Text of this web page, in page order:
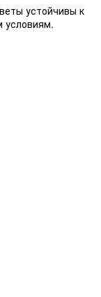
устойчивы к
условиям.